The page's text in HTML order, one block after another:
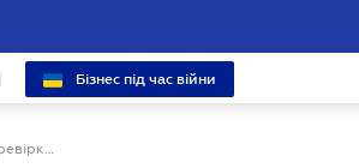
Бізнес під час війни
Вебінар "Актуальні питання договірної роботи у 2026 році: ризики, перевірка контрагентів та судова практика"